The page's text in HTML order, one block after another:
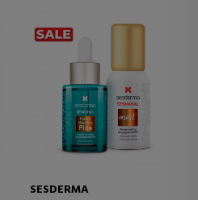
SESDERMA